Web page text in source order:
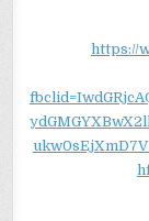
https://